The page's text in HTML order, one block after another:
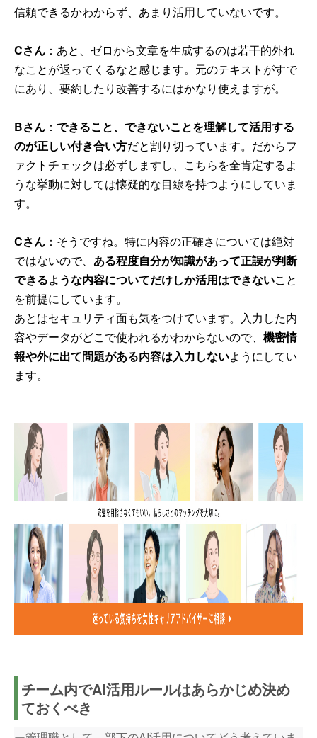
信頼できるかわからず、あまり活用していないです。
Cさん ：あと、ゼロから文章を生成するのは若干的外れ
なことが返ってくるなと感じます。元のテキストがすで
にあり、要約したり改善するにはかなり使えますが。
Bさん ： できること、できないことを理解して活用する
のが正しい付き合い方だと割り切っています。だからフ
ァクトチェックは必ずしますし、こちらを全肯定するよ
うな挙動に対しては懐疑的な目線を持つようにしていま
す。
Cさん ：そうですね。特に内容の正確さについては絶対
ではないので、 ある程度自分が知識があって正誤が判断
できるような内容についてだけしか活用はできないこと
を前提にしています。
あとはセキュリティ面も気をつけています。入力した内
容やデータがどこで使われるかわからないので、 機密情
報や外に出て問題がある内容は入力しないようにしてい
ます。
チーム内でAI活用ルールはあらかじめ決め
ておくべき